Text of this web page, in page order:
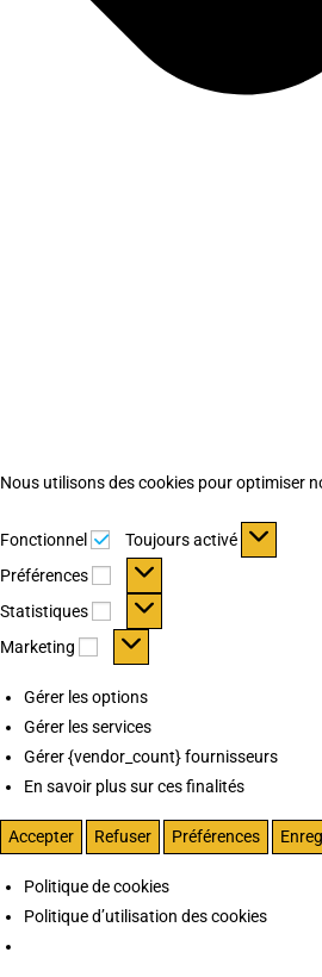
Nous utilisons des cookies pour optimiser
Fonctionnel Fonctionnel
Toujours activé
Préférences
Préférences
Statistiques Statistiques
Marketing Marketing
Gérer les options
Gérer les services
Gérer {vendor_count} fournisseurs
En savoir plus sur ces finalités
Accepter Refuser Préférences
Politique de cookies
Politique d’utilisation des cookies